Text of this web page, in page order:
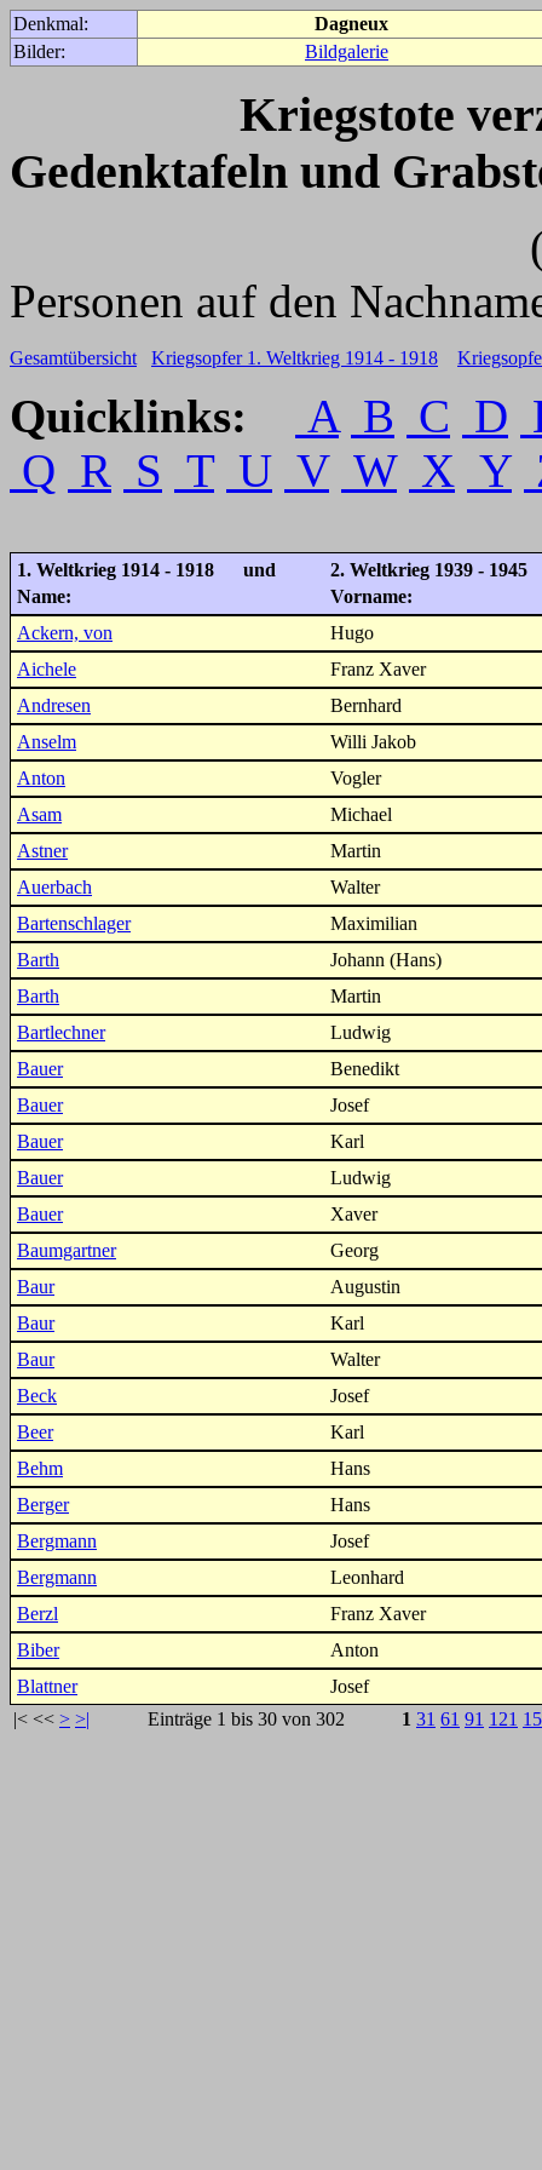
Denkmal:
Dagneux
Bilder:
Bildgalerie
Kriegstote
Gedenktafeln und
(Für weitere
Personen auf den
Gesamtübersicht Kriegsopfer 1. Weltkrieg 1914 - 1918
Quicklinks: A B C D
Q R S T U V W X Y
1. Weltkrieg 1914 - 1918 und
2. Weltkrieg 1939 - 1945
Name:
Vorname:
Ackern, von
Hugo
Aichele
Franz Xaver
Andresen
Bernhard
Anselm
Willi Jakob
Anton
Vogler
Asam
Michael
Astner
Martin
Auerbach
Walter
Bartenschlager
Maximilian
Barth
Johann (Hans)
Barth
Martin
Bartlechner
Ludwig
Bauer
Benedikt
Bauer
Josef
Bauer
Karl
Bauer
Ludwig
Bauer
Xaver
Baumgartner
Georg
Baur
Augustin
Baur
Karl
Baur
Walter
Beck
Josef
Beer
Karl
Behm
Hans
Berger
Hans
Bergmann
Josef
Bergmann
Leonhard
Berzl
Franz Xaver
Biber
Anton
Blattner
Josef
|< << > >| Einträge 1 bis 30 von 302 1 31 61 91 121